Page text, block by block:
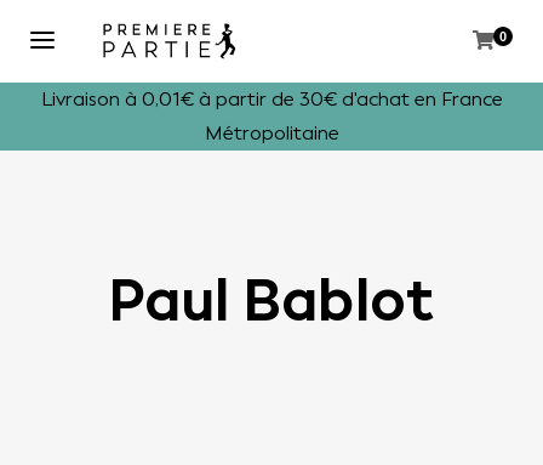
0
Livraison à 0,01€ à partir de 30€ d'achat en France
Métropolitaine
Paul Bablot